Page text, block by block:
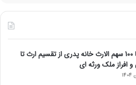
صفر تا 100 سهم الارث خانه پدری از تقسیم ارث تا
افراز ملک ورثه ای